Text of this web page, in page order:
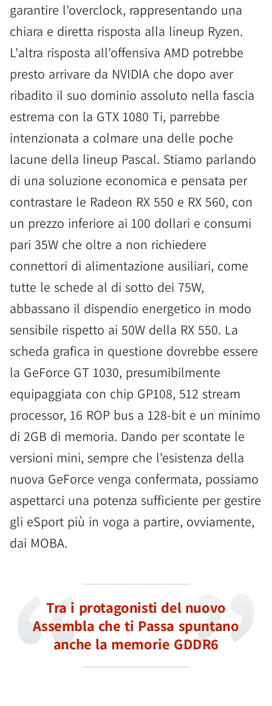
garantire l'overclock, rappresentando una
chiara e diretta risposta alla lineup Ryzen.
L'altra risposta all'offensiva AMD potrebbe
presto arrivare da NVIDIA che dopo aver
ribadito il suo dominio assoluto nella fascia
estrema con la GTX 1080 Ti, parrebbe
intenzionata a colmare una delle poche
lacune della lineup Pascal. Stiamo parlando
di una soluzione economica e pensata per
contrastare le Radeon RX 550 e RX 560, con
un prezzo inferiore ai 100 dollari e consumi
pari 35W che oltre a non richiedere
connettori di alimentazione ausiliari, come
tutte le schede al di sotto dei 75W,
abbassano il dispendio energetico in modo
sensibile rispetto ai 50W della RX 550. La
scheda grafica in questione dovrebbe essere
la GeForce GT 1030, presumibilmente
equipaggiata con chip GP108, 512 stream
processor, 16 ROP bus a 128-bit e un minimo
di 2GB di memoria. Dando per scontate le
versioni mini, sempre che l'esistenza della
nuova GeForce venga confermata, possiamo
aspettarci una potenza sufficiente per gestire
gli eSport più in voga a partire, ovviamente,
dai MOBA.
Tra i protagonisti del nuovo
Assembla che ti Passa spuntano
anche la memorie GDDR6